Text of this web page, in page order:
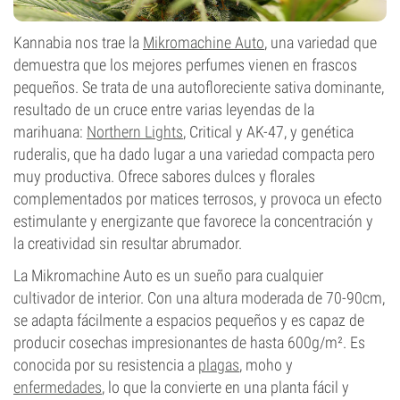
Kannabia nos trae la Mikromachine Auto, una variedad que
demuestra que los mejores perfumes vienen en frascos
pequeños. Se trata de una autofloreciente sativa dominante,
resultado de un cruce entre varias leyendas de la
marihuana: Northern Lights, Critical y AK-47, y genética
ruderalis, que ha dado lugar a una variedad compacta pero
muy productiva. Ofrece sabores dulces y florales
complementados por matices terrosos, y provoca un efecto
estimulante y energizante que favorece la concentración y
la creatividad sin resultar abrumador.
La Mikromachine Auto es un sueño para cualquier
cultivador de interior. Con una altura moderada de 70-90cm,
se adapta fácilmente a espacios pequeños y es capaz de
producir cosechas impresionantes de hasta 600g/m². Es
conocida por su resistencia a plagas, moho y
enfermedades, lo que la convierte en una planta fácil y